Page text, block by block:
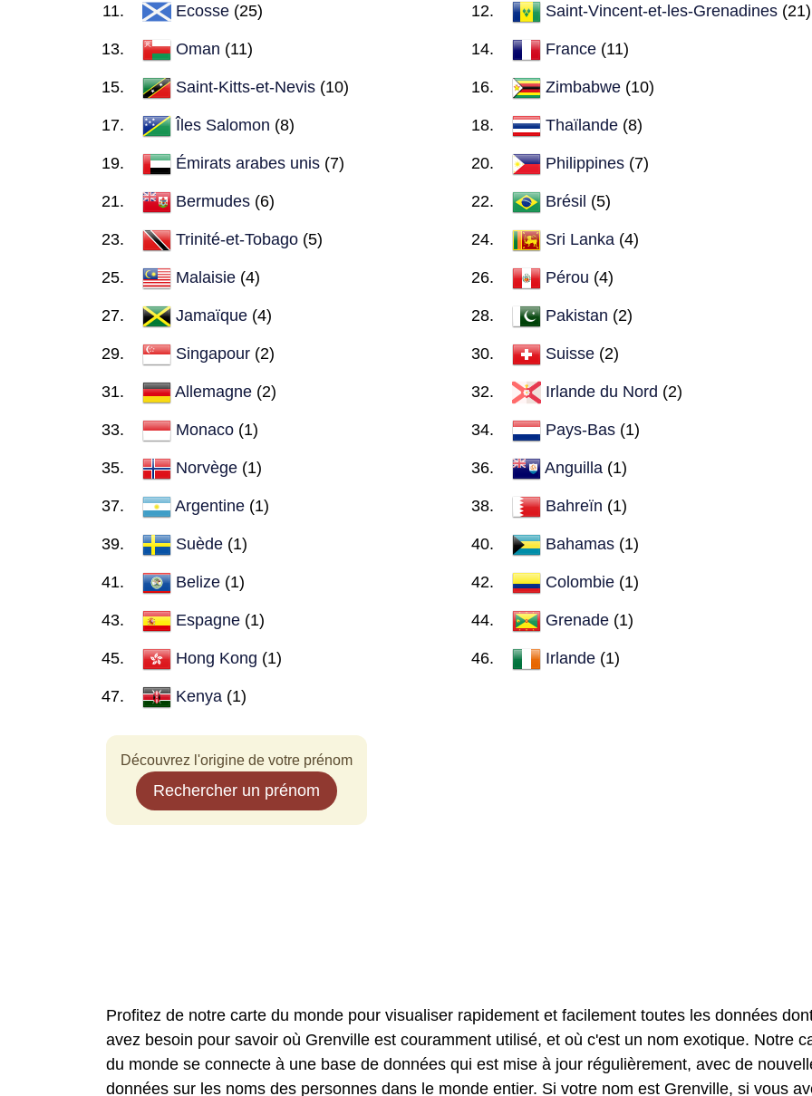
Ecosse (25) Saint-Vincent-et-les-Grenadines(21)
Oman (11) France(11)
Saint-Kitts-et-Nevis (10) Zimbabwe(10)
Îles Salomon (8) Thaïlande(8)
Émirats arabes unis (7) Philippines(7)
Bermudes (6) Brésil (5)
Trinité-et-Tobago (5) Sri Lanka(4)
Malaisie (4) Pérou (4)
Jamaïque (4) Pakistan (2)
Singapour (2) Suisse(2)
Allemagne (2) Irlande du Nord (2)
Monaco (1) Pays-Bas(1)
Norvège (1) Anguilla(1)
Argentine (1) Bahreïn (1)
Suède (1) Bahamas(1)
Belize (1) Colombie(1)
Espagne (1) Grenade(1)
Hong Kong (1) Irlande(1)
Kenya (1)
Découvrez l'origine de votre prénom
Rechercher un prénom
Profitez de notre carte du monde pour visualiser rapidement et facilement toutes les données
avez besoin pour savoir où Grenville est couramment utilisé, et où c'est un nom exotique. Notre
du monde se connecte à une base de données qui est mise à jour régulièrement, avec de
données sur les noms des personnes dans le monde entier. Si votre nom est Grenville, si vous